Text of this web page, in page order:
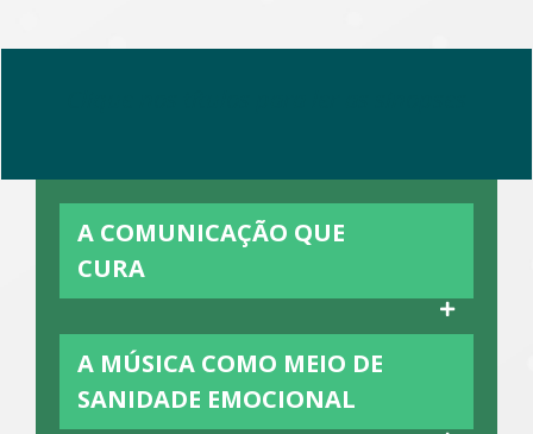
A COMUNICAÇÃO QUE
CURA
A MÚSICA COMO MEIO DE
SANIDADE EMOCIONAL